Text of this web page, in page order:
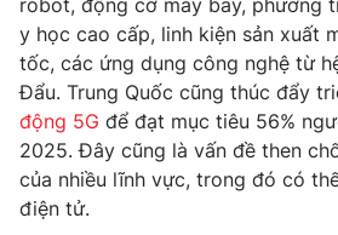
Photo
Video Shorts
VTV Money VTV
robot, động cơ máy bay, phương
y học cao cấp, linh kiện sản xuất
tốc, các ứng dụng công nghệ từ
Đẩu. Trung Quốc cũng thúc đẩy
động 5G để đạt mục tiêu 56%
2025. Đây cũng là vấn đề then
của nhiều lĩnh vực, trong đó có
điện tử.